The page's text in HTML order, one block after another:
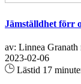
Jämställdhet förr
av: Linnea Granath
2023-02-06
Lästid 17